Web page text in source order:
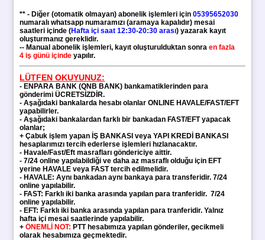
** - Diğer (otomatik olmayan) abonelik işlemleri için05395652030
numaralı whatsapp numaramızı (aramaya kapalıdır) mesai
saatleri içinde (Hafta içi saat 12:30-20:30 arası) yazarak kayıt
oluşturmanız gereklidir.
-- Manual abonelik işlemleri, kayıt oluşturulduktan sonraen fazla
4 iş günü içinde yapılır.
LÜTFEN OKUYUNUZ:
-ENPARA BANK (QNB BANK) bankamatiklerinden para
gönderimi ÜCRETSİZDİR.
- Aşağıdaki bankalarda hesabı olanlar ONLINE HAVALE/FAST/EFT
yapabilirler.
- Aşağıdaki bankalardan farklı bir bankadan FAST/EFT yapacak
olanlar;
+ Çabuk işlem yapan İŞ BANKASI veya YAPI KREDİ BANKASI
hesaplarımızı tercih ederlerse işlemleri hızlanacaktır.
- Havale/Fast/Eft masrafları göndericiye aittir.
- 7/24 online yapılabildiği ve daha az masraflı olduğu için EFT
yerine HAVALE veya FAST tercih edilmelidir.
- HAVALE: Aynı bankadan aynı bankaya para transferidir. 7/24
online yapılabilir.
- FAST: Farklı iki banka arasında yapılan para tranferidir. 7/24
online yapılabilir.
- EFT: Farklı iki banka arasında yapılan para tranferidir. Yalnız
hafta içi mesai saatlerinde yapılabilir.
+ÖNEMLİ NOT: PTT hesabımıza yapılan gönderiler, gecikmeli
olarak hesabımıza geçmektedir.